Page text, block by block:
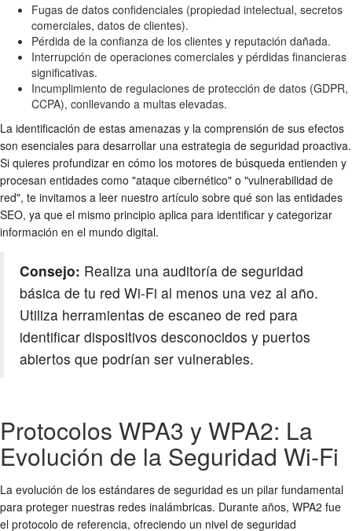
Fugas de datos confidenciales (propiedad intelectual, secretos
comerciales, datos de clientes).
Pérdida de la confianza de los clientes y reputación dañada.
Interrupción de operaciones comerciales y pérdidas financieras
significativas.
Incumplimiento de regulaciones de protección de datos (GDPR,
CCPA), conllevando a multas elevadas.
La identificación de estas amenazas y la comprensión de sus efectos
son esenciales para desarrollar una estrategia de seguridad proactiva.
Si quieres profundizar en cómo los motores de búsqueda entienden y
procesan entidades como "ataque cibernético" o "vulnerabilidad de
red", te invitamos a leer nuestro artículo sobre qué son las entidades
SEO, ya que el mismo principio aplica para identificar y categorizar
información en el mundo digital.
Consejo: Realiza una auditoría de seguridad
básica de tu red Wi-Fi al menos una vez al año.
Utiliza herramientas de escaneo de red para
identificar dispositivos desconocidos y puertos
abiertos que podrían ser vulnerables.
Protocolos WPA3 y WPA2: La
Evolución de la Seguridad Wi-Fi
La evolución de los estándares de seguridad es un pilar fundamental
para proteger nuestras redes inalámbricas. Durante años, WPA2 fue
el protocolo de referencia, ofreciendo un nivel de seguridad